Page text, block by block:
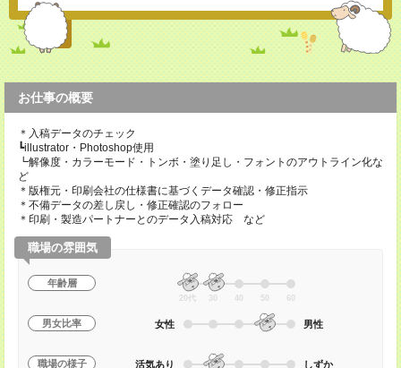
お仕事の概要
＊入稿データのチェック
┗illustrator・Photoshop使用
┗解像度・カラーモード・トンボ・塗り足し・フォントのアウトライン化な
ど
＊版権元・印刷会社の仕様書に基づくデータ確認・修正指示
＊不備データの差し戻し・修正確認のフォロー
＊印刷・製造パートナーとのデータ入稿対応 など
職場の雰囲気
年齢層
20代 30 40 50 60
男女比率 女性 男性
職場の様子 活気あり しずか